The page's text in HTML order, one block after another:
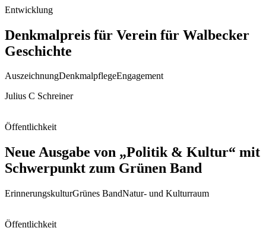
Entwicklung
Denkmalpreis für Verein für Walbecker
Geschichte
AuszeichnungDenkmalpflegeEngagement
Julius C Schreiner
Öffentlichkeit
Neue Ausgabe von „Politik & Kultur“ mit
Schwerpunkt zum Grünen Band
ErinnerungskulturGrünes BandNatur- und Kulturraum
Öffentlichkeit